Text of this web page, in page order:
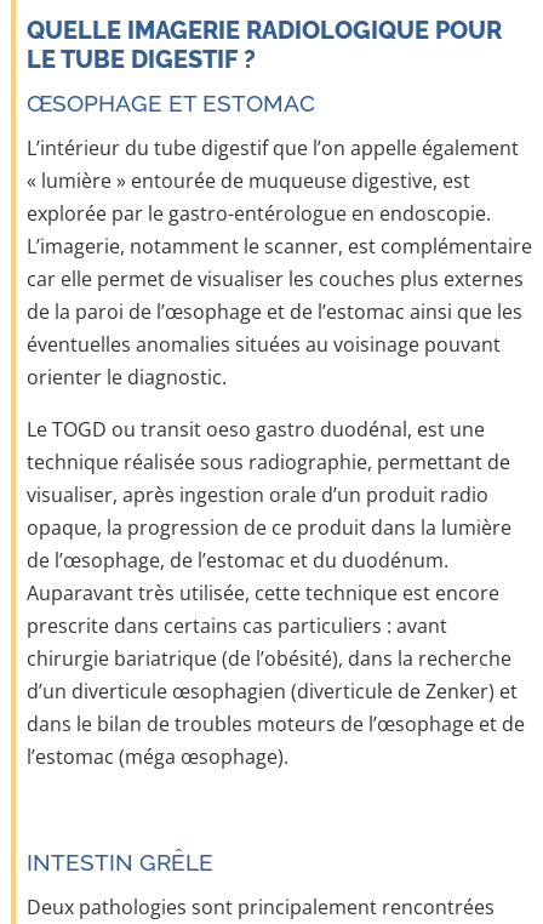
QUELLE IMAGERIE RADIOLOGIQUE POUR
LE TUBE DIGESTIF ?
ŒSOPHAGE ET ESTOMAC
L’intérieur du tube digestif que l’on appelle également
« lumière » entourée de muqueuse digestive, est
explorée par le gastro-entérologue en endoscopie.
L’imagerie, notamment le scanner, est complémentaire
car elle permet de visualiser les couches plus externes
de la paroi de l’œsophage et de l’estomac ainsi que les
éventuelles anomalies situées au voisinage pouvant
orienter le diagnostic.
Le TOGD ou transit oeso gastro duodénal, est une
technique réalisée sous radiographie, permettant de
visualiser, après ingestion orale d’un produit radio
opaque, la progression de ce produit dans la lumière
de l’œsophage, de l’estomac et du duodénum.
Auparavant très utilisée, cette technique est encore
prescrite dans certains cas particuliers : avant
chirurgie bariatrique (de l’obésité), dans la recherche
d’un diverticule œsophagien (diverticule de Zenker) et
dans le bilan de troubles moteurs de l’œsophage et de
l’estomac (méga œsophage).
INTESTIN GRÊLE
Deux pathologies sont principalement rencontrées